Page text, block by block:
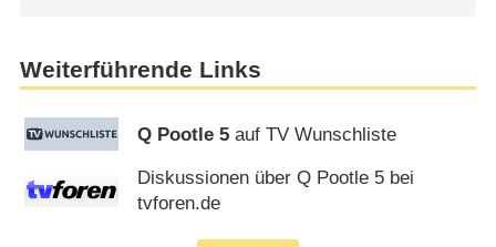
Weiterführende Links
Q Pootle 5 auf TV Wunschliste
Diskussionen über Q Pootle 5 bei
tvforen.de